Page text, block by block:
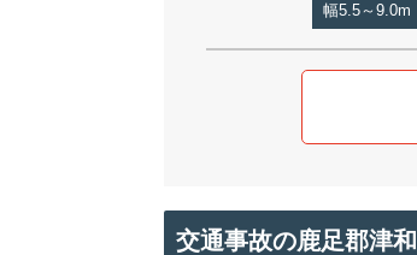
幅5.5～9.0m
交通事故の鹿足郡津